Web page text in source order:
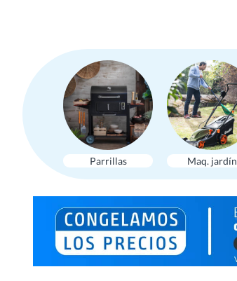
Parrillas Maq. jardín